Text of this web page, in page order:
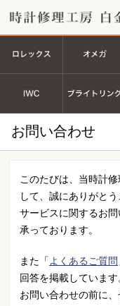
お問い合わせ
このたびは、当時計
して、誠にありがとう
サービスに関するお
承っております。
また「 よくあるご質問
回答を掲載しています
お問い合わせの前に、